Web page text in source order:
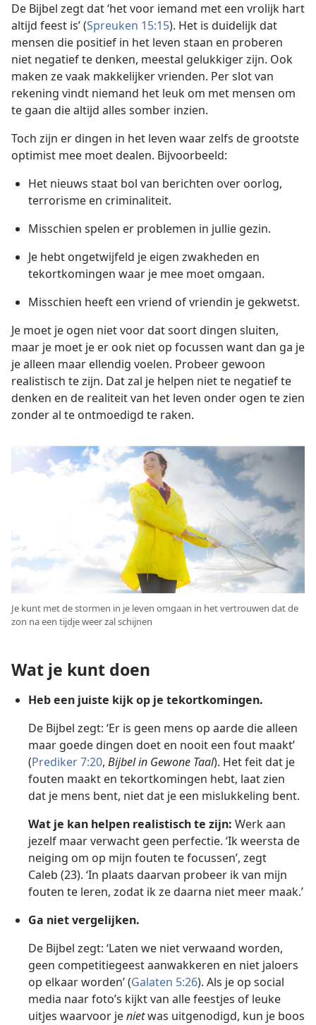
De Bijbel zegt dat ‘het voor iemand met een vrolijk hart
altijd feest is’ (Spreuken 15:15). Het is duidelijk dat
mensen die positief in het leven staan en proberen
niet negatief te denken, meestal gelukkiger zijn. Ook
maken ze vaak makkelijker vrienden. Per slot van
rekening vindt niemand het leuk om met mensen om
te gaan die altijd alles somber inzien.
Toch zijn er dingen in het leven waar zelfs de grootste
optimist mee moet dealen. Bijvoorbeeld:
Het nieuws staat bol van berichten over oorlog,
terrorisme en criminaliteit.
Misschien spelen er problemen in jullie gezin.
Je hebt ongetwijfeld je eigen zwakheden en
tekortkomingen waar je mee moet omgaan.
Misschien heeft een vriend of vriendin je gekwetst.
Je moet je ogen niet voor dat soort dingen sluiten,
maar je moet je er ook niet op focussen want dan ga je
je alleen maar ellendig voelen. Probeer gewoon
realistisch te zijn. Dat zal je helpen niet te negatief te
denken en de realiteit van het leven onder ogen te zien
zonder al te ontmoedigd te raken.
Je kunt met de stormen in je leven omgaan in het vertrouwen dat de
zon na een tijdje weer zal schijnen
Wat je kunt doen
Heb een juiste kijk op je tekortkomingen.
De Bijbel zegt: ‘Er is geen mens op aarde die alleen
maar goede dingen doet en nooit een fout maakt’
(Prediker 7:20, Bijbel in Gewone Taal). Het feit dat je
fouten maakt en tekortkomingen hebt, laat zien
dat je mens bent, niet dat je een mislukkeling bent.
Wat je kan helpen realistisch te zijn: Werk aan
jezelf maar verwacht geen perfectie. ‘Ik weersta de
neiging om op mijn fouten te focussen’, zegt
Caleb (23). ‘In plaats daarvan probeer ik van mijn
fouten te leren, zodat ik ze daarna niet meer maak.’
Ga niet vergelijken.
De Bijbel zegt: ‘Laten we niet verwaand worden,
geen competitiegeest aanwakkeren en niet jaloers
op elkaar worden’ (Galaten 5:26). Als je op social
media naar foto’s kijkt van alle feestjes of leuke
uitjes waarvoor jenietwas uitgenodigd, kun je boos